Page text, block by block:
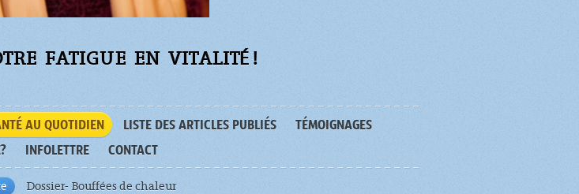
FATIGUE EN VITALITÉ !
AU QUOTIDIEN LISTE DES ARTICLES PUBLIÉS
TÉMOIGNAGES
INFOLETTRE CONTACT
Dossier- Bouffées de chaleur